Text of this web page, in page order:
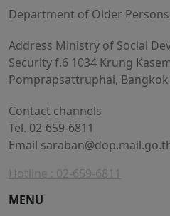
Department of Older Persons
Address Ministry of Social
Security f.6 1034 Krung
Pomprapsattruphai, Bangkok
Contact channels
Tel. 02-659-6811
Email
Hotline : 02-659-6811
MENU